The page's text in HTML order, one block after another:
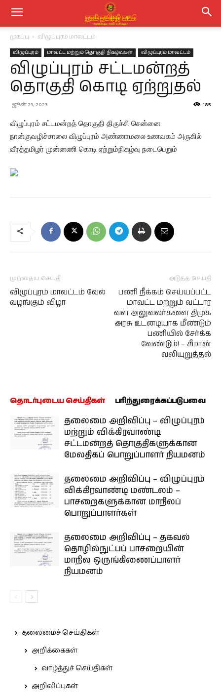
முகப்பு விழுப்புரம் மாவட்டம்
விழுப்புரம் மாவட்ட மற்றும் தொகுதி நிகழ்வுகள் விழுப்புரம் மாவட்டம்
விழுப்புரம் சட்டமன்றத்
தொகுதி கொடி ஏற்றுதல்
ஜூன் 23, 2023 185
விழுப்புரம் சட்டமன்றத் தொகுதி திருச்சி சென்னை
நான்குவழிச்சாலை விழுப்புரம் அண்ணாமலை உணவகம் அருகில்
வீரத்தமிழர் முன்னணி கொடி ஏற்றும்நிகழ்வு நடைபெறும்
முந்தைய செய்தி
விழுப்புரம் மாவட்டம் வேல்
வழங்கும் விழா
அடுத்த செய்தி
பணி நீக்கம் செய்யப்பட்ட
மாவட்ட மற்றும் வட்டார
வள அலுவலர்களை திமுக
அரசு உடனடியாக மீண்டும்
பணியில் சேர்க்க
வேண்டும்! – சீமான்
வலியுறுத்தல்
தொடர்புடைய செய்திகள் பரிந்துரைக்கப்படுபவை
தலைமை அறிவிப்பு – விழுப்புரம்
மற்றும் விக்கிரவாண்டி
சட்டமன்றத் தொகுதிகளுக்கான
மேலதிகப் பொறுப்பாளர் நியமனம்
தலைமை அறிவிப்பு – விழுப்புரம்
விக்கிரவாண்டி மண்டலம் –
பாசறைகளுக்கான மாநிலப்
பொறுப்பாளர்கள்
தலைமை அறிவிப்பு – தகவல்
தொழில்நுட்பப் பாசறையின்
மாநில ஒருங்கிணைப்பாளர்
நியமனம்
தலைமைச் செய்திகள்
அறிக்கைகள்
வாழ்த்துச் செய்திகள்
அறிவிப்புகள்